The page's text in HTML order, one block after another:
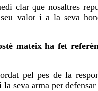
clar que nosaltres
valor i a la seva
mateix ha fet
pel pes de la
seva arma per